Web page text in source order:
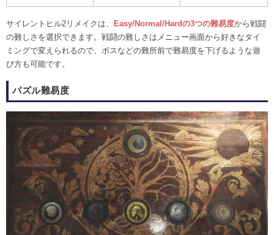
サイレントヒル2リメイクは、 Easy/Normal/Hardの3つの難易度から戦闘
の難しさを選択できます。戦闘の難しさはメニュー画面から好きなタイ
ミングで変えられるので、ボスなどの難所前で難易度を下げるような遊
び方も可能です。
パズル難易度